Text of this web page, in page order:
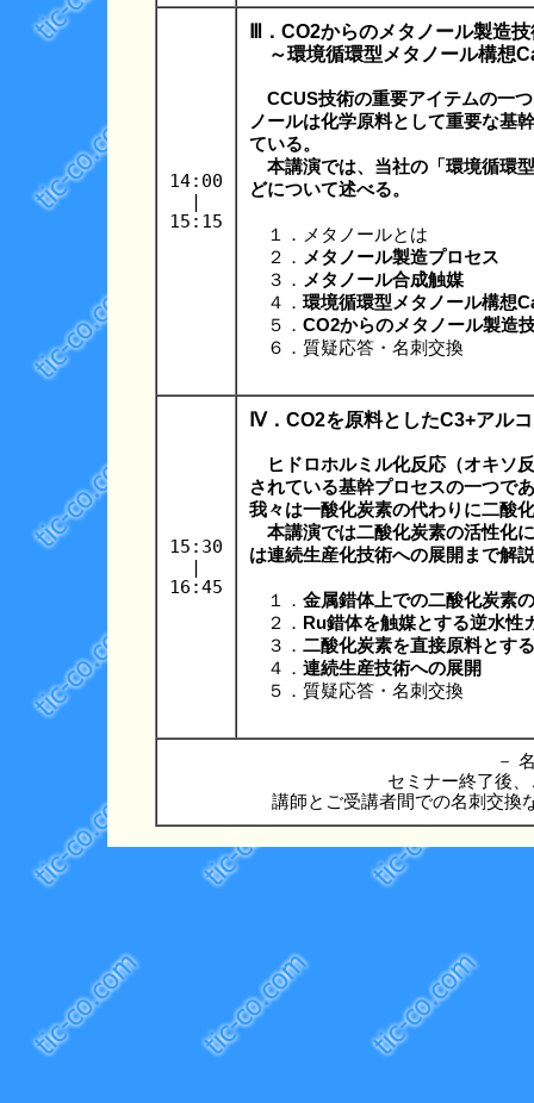
14:00
|
15:15
Ⅲ．CO2からのメタノール製造
～環境循環型メタノール構想
CCUS技術の重要アイテムの一
ノールは化学原料として重要な基
ている。
本講演では、当社の「環境循環
どについて述べる。
１．メタノールとは
２． メタノール製造プロセス
３． メタノール合成触媒
４． 環境循環型メタノール構想
５． CO2からのメタノール製造
６．質疑応答・名刺交換
15:30
|
16:45
Ⅳ．CO2を原料としたC3+アル
ヒドロホルミル化反応（オキソ
されている基幹プロセスの一つで
我々は一酸化炭素の代わりに二酸
本講演では二酸化炭素の活性化
は連続生産化技術への展開まで解
１． 金属錯体上での二酸化炭素
２． Ru錯体を触媒とする逆水性
３． 二酸化炭素を直接原料とす
４． 連続生産技術への展開
５．質疑応答・名刺交換
－
セミナー終了後
講師とご受講者間での名刺交換